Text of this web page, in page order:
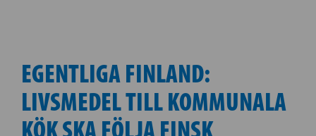
EGENTLIGA FINLAND:
LIVSMEDEL TILL KOMMUNALA
KÖK SKA FÖLJA FINSK